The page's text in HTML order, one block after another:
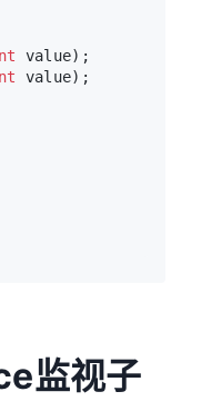
value) ;
value) ;
监视子